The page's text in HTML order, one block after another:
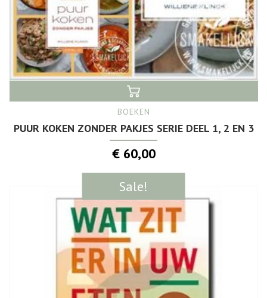
BOEKEN
PUUR KOKEN ZONDER PAKJES SERIE DEEL 1, 2 EN 3
€ 60,00
Sale!